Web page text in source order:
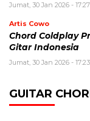
Jumat, 30 Jan 2026 - 17:27
Artis Cowo
Chord Coldplay
Gitar Indonesia
Jumat, 30 Jan 2026 - 17:23
GUITAR